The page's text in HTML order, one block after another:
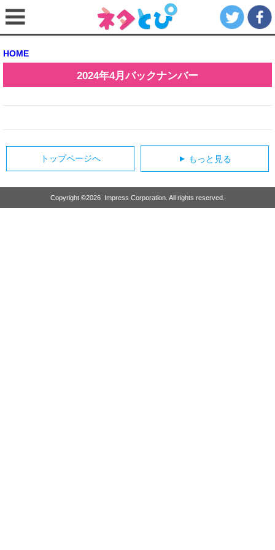
HOME
2024年4月バックナンバー
トップページへ ▲ もっと見る
Copyright ©2026 Impress Corporation. All rights reserved.